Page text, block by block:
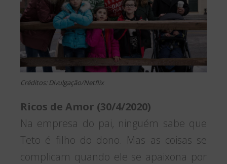
Créditos: Divulgação/Netflix
Ricos de Amor (30/4/2020)
Na empresa do pai, ninguém sabe que
Teto é filho do dono. Mas as coisas se
complicam quando ele se apaixona por